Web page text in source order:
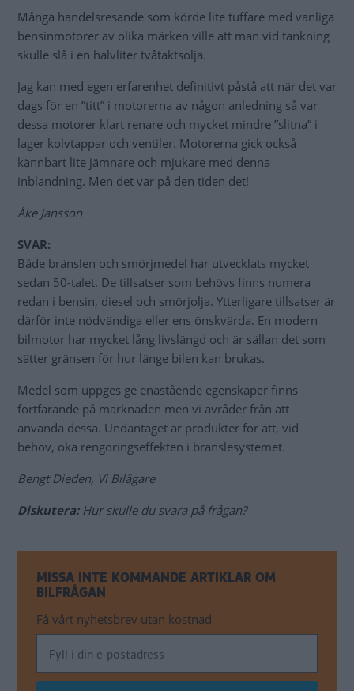
Många handelsresande som körde lite tuffare med vanliga
bensinmotorer av olika märken ville att man vid tankning
skulle slå i en halvliter tvåtaktsolja.
Jag kan med egen erfarenhet definitivt påstå att när det var
dags för en ”titt” i motorerna av någon anledning så var
dessa motorer klart renare och mycket mindre ”slitna” i
lager kolvtappar och ventiler. Motorerna gick också
kännbart lite jämnare och mjukare med denna
inblandning. Men det var på den tiden det!
Åke Jansson
SVAR:
Både bränslen och smörjmedel har utvecklats mycket
sedan 50-talet. De tillsatser som behövs finns numera
redan i bensin, diesel och smörjolja. Ytterligare tillsatser är
därför inte nödvändiga eller ens önskvärda. En modern
bilmotor har mycket lång livslängd och är sällan det som
sätter gränsen för hur länge bilen kan brukas.
Medel som uppges ge enastående egenskaper finns
fortfarande på marknaden men vi avråder från att
använda dessa. Undantaget är produkter för att, vid
behov, öka rengöringseffekten i bränslesystemet.
Bengt Dieden, Vi Bilägare
Diskutera: Hur skulle du svara på frågan?
MISSA INTE KOMMANDE ARTIKLAR OM
BILFRÅGAN
Få vårt nyhetsbrev utan kostnad